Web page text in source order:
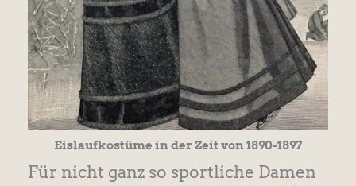
Eislaufkostüme in der Zeit von 1890-1897
Für nicht ganz so sportliche Damen